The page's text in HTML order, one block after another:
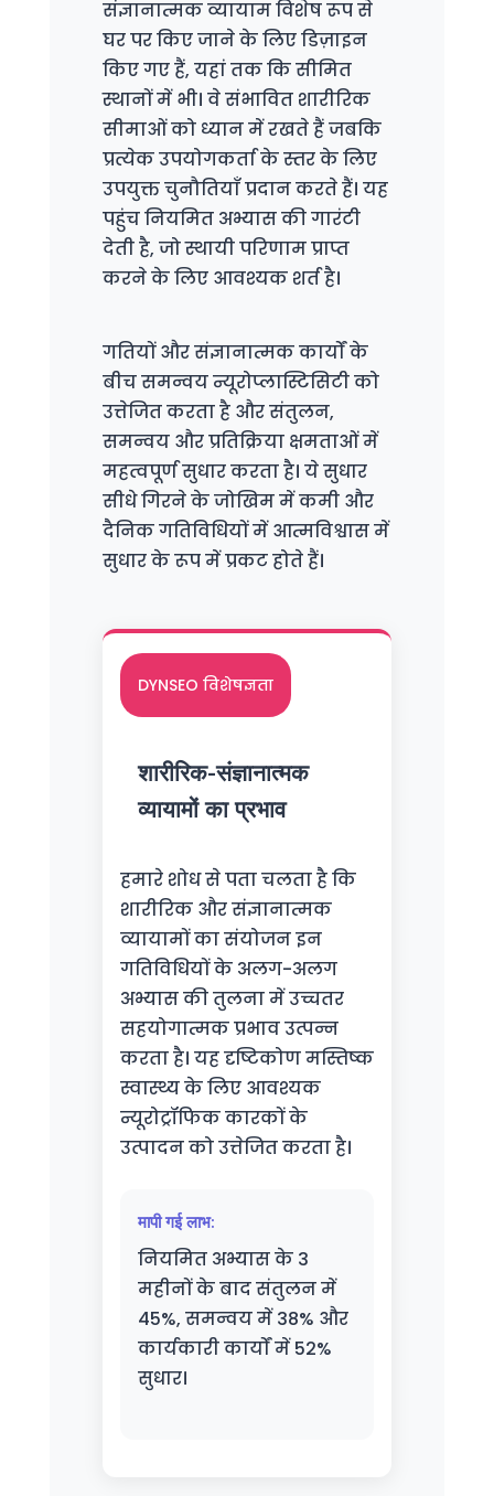
संज्ञानात्मक व्यायाम विशेष रूप से
घर पर किए जाने के लिए डिज़ाइन
किए गए हैं, यहां तक कि सीमित
स्थानों में भी। वे संभावित शारीरिक
सीमाओं को ध्यान में रखते हैं जबकि
प्रत्येक उपयोगकर्ता के स्तर के लिए
उपयुक्त चुनौतियाँ प्रदान करते हैं। यह
पहुंच नियमित अभ्यास की गारंटी
देती है, जो स्थायी परिणाम प्राप्त
करने के लिए आवश्यक शर्त है।
गतियों और संज्ञानात्मक कार्यों के
बीच समन्वय न्यूरोप्लास्टिसिटी को
उत्तेजित करता है और संतुलन,
समन्वय और प्रतिक्रिया क्षमताओं में
महत्वपूर्ण सुधार करता है। ये सुधार
सीधे गिरने के जोखिम में कमी और
दैनिक गतिविधियों में आत्मविश्वास में
सुधार के रूप में प्रकट होते हैं।
DYNSEO विशेषज्ञता
शारीरिक-संज्ञानात्मक
व्यायामों का प्रभाव
हमारे शोध से पता चलता है कि
शारीरिक और संज्ञानात्मक
व्यायामों का संयोजन इन
गतिविधियों के अलग-अलग
अभ्यास की तुलना में उच्चतर
सहयोगात्मक प्रभाव उत्पन्न
करता है। यह दृष्टिकोण मस्तिष्क
स्वास्थ्य के लिए आवश्यक
न्यूरोट्रॉफिक कारकों के
उत्पादन को उत्तेजित करता है।
मापी गई लाभ:
नियमित अभ्यास के 3
महीनों के बाद संतुलन में
45%, समन्वय में 38% और
कार्यकारी कार्यों में 52%
सुधार।